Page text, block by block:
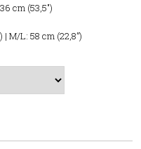
cm (53,5″)
| M/L: 58 cm (22,8”)